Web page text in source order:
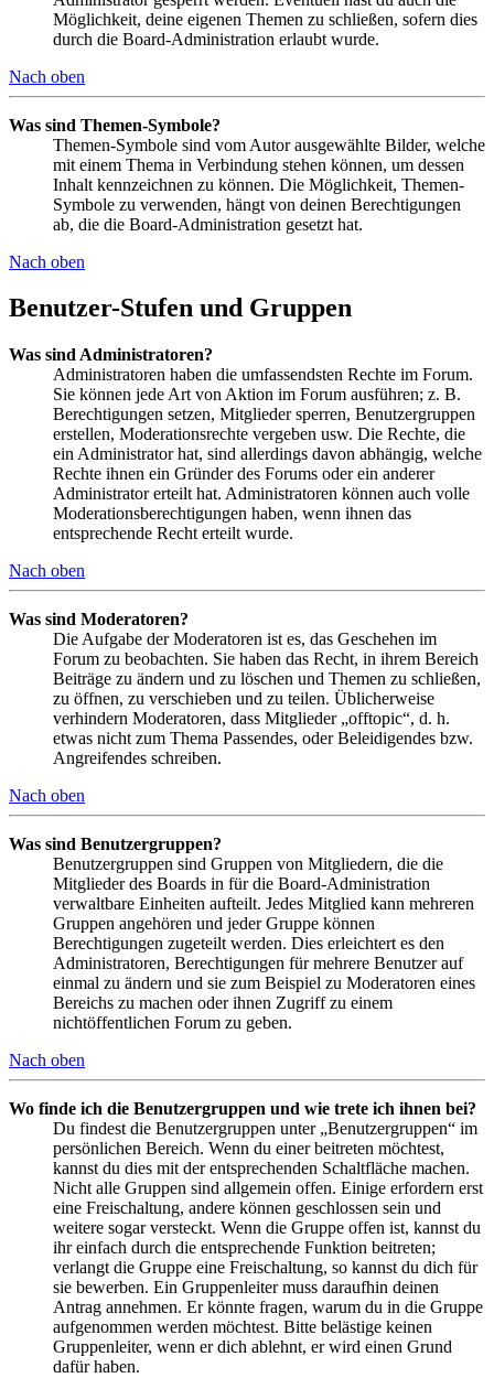
Möglichkeit, deine eigenen Themen zu schließen, sofern dies
durch die Board-Administration erlaubt wurde.
Nach oben
Was sind Themen-Symbole?
Themen-Symbole sind vom Autor ausgewählte Bilder, welche
mit einem Thema in Verbindung stehen können, um dessen
Inhalt kennzeichnen zu können. Die Möglichkeit, Themen-
Symbole zu verwenden, hängt von deinen Berechtigungen
ab, die die Board-Administration gesetzt hat.
Nach oben
Benutzer-Stufen und Gruppen
Was sind Administratoren?
Administratoren haben die umfassendsten Rechte im Forum.
Sie können jede Art von Aktion im Forum ausführen; z. B.
Berechtigungen setzen, Mitglieder sperren, Benutzergruppen
erstellen, Moderationsrechte vergeben usw. Die Rechte, die
ein Administrator hat, sind allerdings davon abhängig, welche
Rechte ihnen ein Gründer des Forums oder ein anderer
Administrator erteilt hat. Administratoren können auch volle
Moderationsberechtigungen haben, wenn ihnen das
entsprechende Recht erteilt wurde.
Nach oben
Was sind Moderatoren?
Die Aufgabe der Moderatoren ist es, das Geschehen im
Forum zu beobachten. Sie haben das Recht, in ihrem Bereich
Beiträge zu ändern und zu löschen und Themen zu schließen,
zu öffnen, zu verschieben und zu teilen. Üblicherweise
verhindern Moderatoren, dass Mitglieder „offtopic“, d. h.
etwas nicht zum Thema Passendes, oder Beleidigendes bzw.
Angreifendes schreiben.
Nach oben
Was sind Benutzergruppen?
Benutzergruppen sind Gruppen von Mitgliedern, die die
Mitglieder des Boards in für die Board-Administration
verwaltbare Einheiten aufteilt. Jedes Mitglied kann mehreren
Gruppen angehören und jeder Gruppe können
Berechtigungen zugeteilt werden. Dies erleichtert es den
Administratoren, Berechtigungen für mehrere Benutzer auf
einmal zu ändern und sie zum Beispiel zu Moderatoren eines
Bereichs zu machen oder ihnen Zugriff zu einem
nichtöffentlichen Forum zu geben.
Nach oben
Wo finde ich die Benutzergruppen und wie trete ich ihnen bei?
Du findest die Benutzergruppen unter „Benutzergruppen“ im
persönlichen Bereich. Wenn du einer beitreten möchtest,
kannst du dies mit der entsprechenden Schaltfläche machen.
Nicht alle Gruppen sind allgemein offen. Einige erfordern erst
eine Freischaltung, andere können geschlossen sein und
weitere sogar versteckt. Wenn die Gruppe offen ist, kannst du
ihr einfach durch die entsprechende Funktion beitreten;
verlangt die Gruppe eine Freischaltung, so kannst du dich für
sie bewerben. Ein Gruppenleiter muss daraufhin deinen
Antrag annehmen. Er könnte fragen, warum du in die Gruppe
aufgenommen werden möchtest. Bitte belästige keinen
Gruppenleiter, wenn er dich ablehnt, er wird einen Grund
dafür haben.